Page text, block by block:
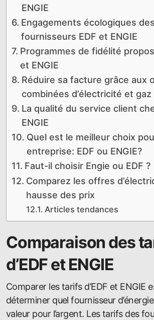
ENGIE
Engagements écologiques des
fournisseurs EDF et ENGIE
Programmes de fidélité
et ENGIE
Réduire sa facture grâce aux
combinées d’électricité et
La qualité du service client
ENGIE
Quel est le meilleur choix
entreprise: EDF ou ENGIE?
Faut-il choisir Engie ou EDF ?
Comparez les offres
hausse des prix
Articles tendances
Comparaison des
d’EDF et ENGIE
Comparer les tarifs d’EDF et ENGIE
déterminer quel fournisseur
valeur pour l’argent. Les tarifs des